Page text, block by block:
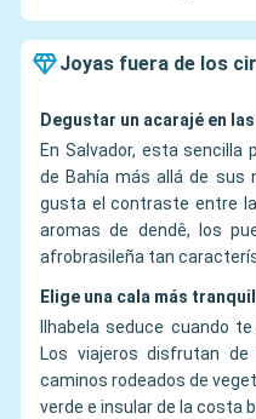
Joyas fuera de los
Degustar un acarajé en
En Salvador, esta
de Bahía más allá de sus
gusta el contraste entre
aromas de dendê, los
afrobrasileña tan
Elige una cala más
Ilhabela seduce cuando
Los viajeros disfrutan
caminos rodeados de
verde e insular de la costa